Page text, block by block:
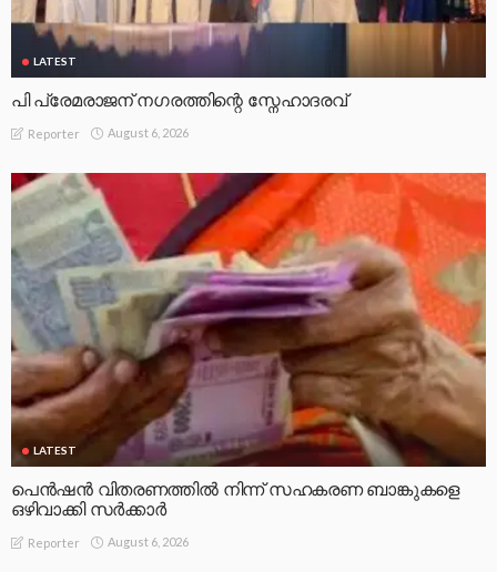
LATEST
പി പ്രേമരാജന് നഗരത്തിന്റെ സ്നേഹാദരവ്
Reporter August 6, 2026
LATEST
പെൻഷൻ വിതരണത്തിൽ നിന്ന് സഹകരണ ബാങ്കുകളെ
ഒഴിവാക്കി സർക്കാർ
Reporter August 6, 2026